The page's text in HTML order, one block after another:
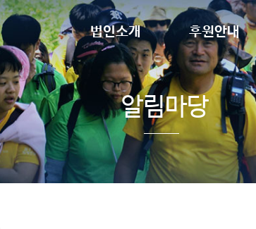
법인소개
설립목적
인사말
조직도
임원현황
찾아오시는 길
법인 후원사
후원안내
정기후원
일시후원
알림마당